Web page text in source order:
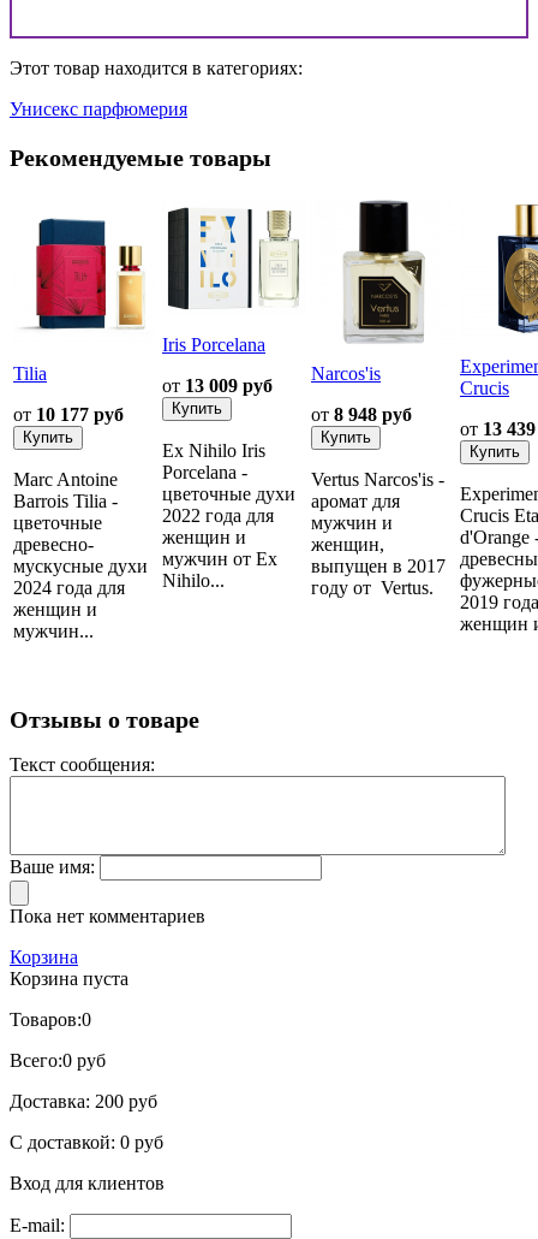
Этот товар находится в категориях:
Унисекс парфюмерия
Рекомендуемые товары
Tilia
от 10 177 руб
Marc Antoine
Barrois Tilia -
цветочные
древесно-
мускусные духи
2024 года для
женщин и
мужчин...
Iris Porcelana
от 13 009 руб
Ex Nihilo Iris
Porcelana -
цветочные духи
2022 года для
женщин и
мужчин от Ex
Nihilo...
Narcos'is
от 8 948 руб
Vertus Narcos'is -
аромат для
мужчин и
женщин,
выпущен в 2017
году от Vertus.
Crucis
от 13
Crucis
d'Orange
2019
женщин
Отзывы о товаре
Текст сообщения:
Ваше имя:
Пока нет комментариев
Корзина
Корзина пуста
Товаров:0
Всего:0 руб
Доставка: 200 руб
С доставкой: 0 руб
Вход для клиентов
E-mail: